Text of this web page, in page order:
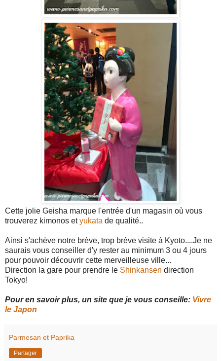
Cette jolie Geisha marque l'entrée d'un magasin où vous
trouverez kimonos etyukata de qualité..
Ainsi s'achève notre brève, trop brève visite à Kyoto....Je ne
saurais vous conseiller d'y rester au minimum 3 ou 4 jours
pour pouvoir découvrir cette merveilleuse ville...
Direction la gare pour prendre le Shinkansen direction
Tokyo!
Pour en savoir plus, un site que je vous conseille: Vivre
le Japon
Parmesan et Paprika
Partager